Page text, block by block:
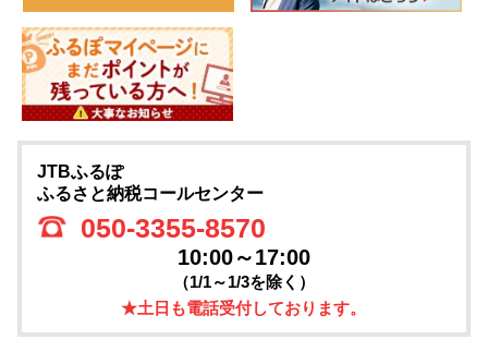
JTBふるぽ
ふるさと納税コールセンター
050-3355-8570
10:00～17:00
（1/1～1/3を除く）
★土日も電話受付しております。